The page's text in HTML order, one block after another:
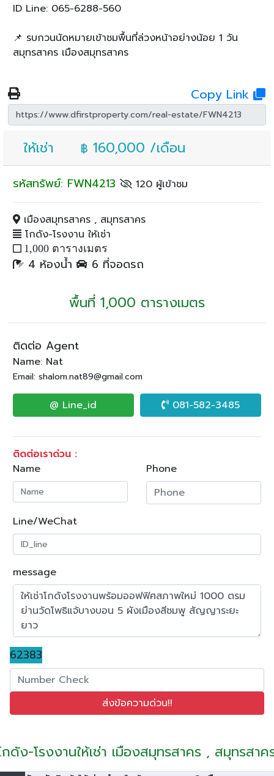
ID Line: 065-6288-560
📌 รบกวนนัดหมายเข้าชมพื้นที่ล่วงหน้าอย่างน้อย 1 วัน
สมุทรสาคร เมืองสมุทรสาคร
Copy Link
ให้เช่า ฿ 160,000 /เดือน
รหัสทรัพย์: FWN4213 120 ผู้เข้าชม
เมืองสมุทรสาคร , สมุทรสาคร
โกดัง-โรงงาน ให้เช่า
1,000 ตารางเมตร
4 ห้องน้ำ 6 ที่จอดรถ
พื้นที่ 1,000 ตารางเมตร
ติดต่อ Agent
Name: Nat
Email: shalom.nat89@gmail.com
@ Line_id 081-582-3485
ติดต่อเราด่วน :
Name
Phone
Line/WeChat
message
62383
กดัง-โรงงานให้เช่า เมืองสมุทรสาคร , สมุทรสาค